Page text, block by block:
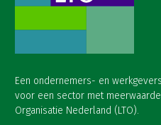
Een ondernemers- en
voor een sector met
Organisatie Nederland (LTO).